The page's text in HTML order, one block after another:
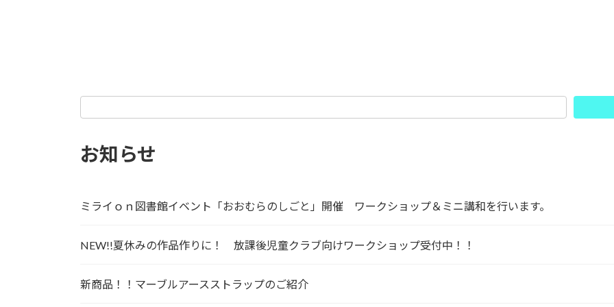
お知らせ
ミライｏｎ図書館イベント「おおむらのしごと」開催 ワークショップ＆ミニ講和を行います。
NEW!!夏休みの作品作りに！ 放課後児童クラブ向けワークショップ受付中！！
新商品！！マーブルアースストラップのご紹介